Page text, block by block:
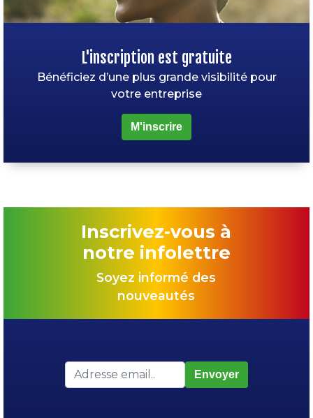
L'inscription est gratuite
Bénéficiez d’une plus grande visibilité pour
votre entreprise
M'inscrire
Inscrivez-vous à
notre infolettre
Soyez informé des
nouveautés
Envoyer